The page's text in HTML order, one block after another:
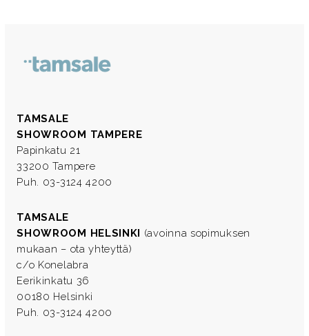
TAMSALE
SHOWROOM TAMPERE
Papinkatu 21
33200 Tampere
Puh. 03-3124 4200
TAMSALE
SHOWROOM HELSINKI (avoinna sopimuksen
mukaan – ota yhteyttä)
c/o Konelabra
Eerikinkatu 36
00180 Helsinki
Puh. 03-3124 4200